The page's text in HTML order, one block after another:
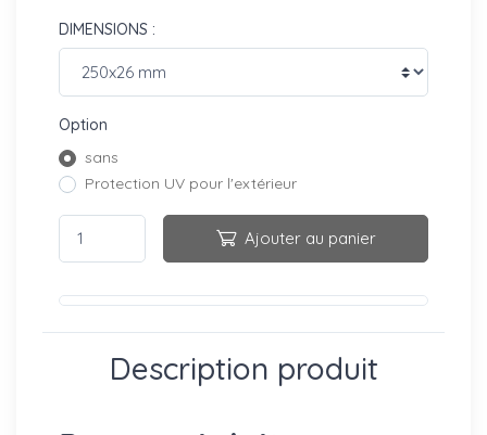
DIMENSIONS :
Option
sans
Protection UV pour l'extérieur
Ajouter au panier
Description produit